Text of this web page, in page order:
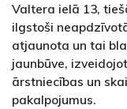
Valtera ielā 13,
ilgstoši
atjaunota un tai
jaunbūve,
ārstniecības un
pakalpojumus.